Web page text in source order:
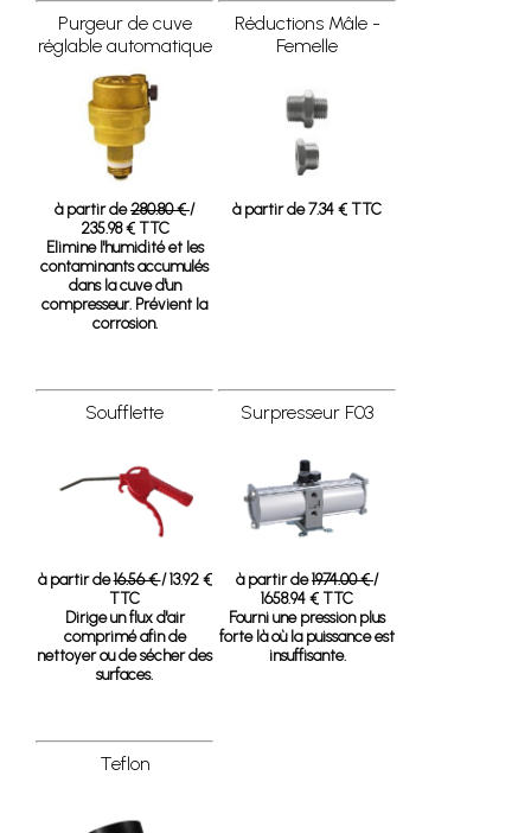
Purgeur de cuve
réglable automatique
à partir de280.80 €/
235.98 € TTC
Elimine l'humidité et les
contaminants accumulés
dans la cuve d'un
compresseur. Prévient la
corrosion.
Réductions Mâle -
Femelle
à partir de 7.34 € TTC
Soufflette
à partir de16.56 €/ 13.92 €
TTC
Dirige un flux d'air
comprimé afin de
nettoyer ou de sécher des
surfaces.
Surpresseur F03
à partir de1974.00 €/
1658.94 € TTC
Fourni une pression plus
forte là où la puissance est
insuffisante.
Teflon